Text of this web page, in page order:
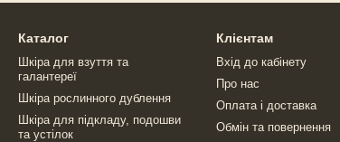
Каталог
Шкіра для взуття та
галантереї
Шкіра рослинного дублення
Шкіра для підкладу, подошви
та устілок
Клієнтам
Вхід до кабінету
Про нас
Оплата і доставка
Обмін та повернення